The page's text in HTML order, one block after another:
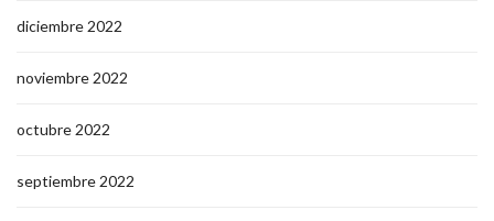
diciembre 2022
noviembre 2022
octubre 2022
septiembre 2022